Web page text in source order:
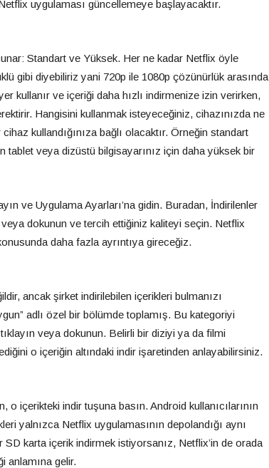
uygulaması güncellemeye başlayacaktır.
Standart ve Yüksek. Her ne kadar Netflix öyle
gibi diyebiliriz yani 720p ile 1080p çözünürlük arasında
kullanır ve içeriği daha hızlı indirmenize izin verirken,
Hangisini kullanmak isteyeceğiniz, cihazınızda ne
kullandığınıza bağlı olacaktır. Örneğin standart
veya dizüstü bilgisayarınız için daha yüksek bir
ve Uygulama Ayarları’na gidin. Buradan, İndirilenler
veya dokunun ve tercih ettiğiniz kaliteyi seçin. Netflix
daha fazla ayrıntıya gireceğiz.
ancak şirket indirilebilen içerikleri bulmanızı
adlı özel bir bölümde toplamış. Bu kategoriyi
veya dokunun. Belirli bir diziyi ya da filmi
o içeriğin altındaki indir işaretinden anlayabilirsiniz.
içerikteki indir tuşuna basın. Android kullanıcılarının
yalnızca Netflix uygulamasının depolandığı aynı
karta içerik indirmek istiyorsanız, Netflix’in de orada
anlamına gelir.